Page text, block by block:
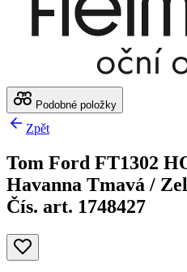
Podobné položky
Zpět
Tom Ford FT1302
Havanna Tmavá /
Čís. art. 1748427